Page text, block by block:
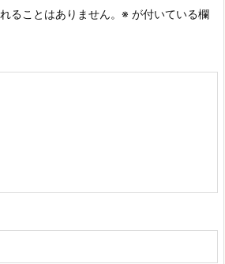
ることはありません。 ※ が付いている欄